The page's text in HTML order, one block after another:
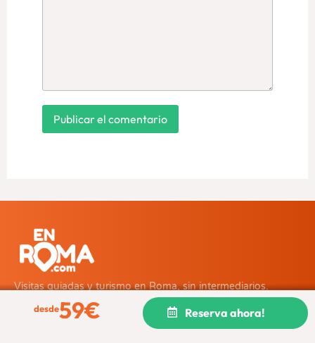
desde59€ Reserva ahora!
Visitas guiadas y turismo en Roma, sin intermediarios.